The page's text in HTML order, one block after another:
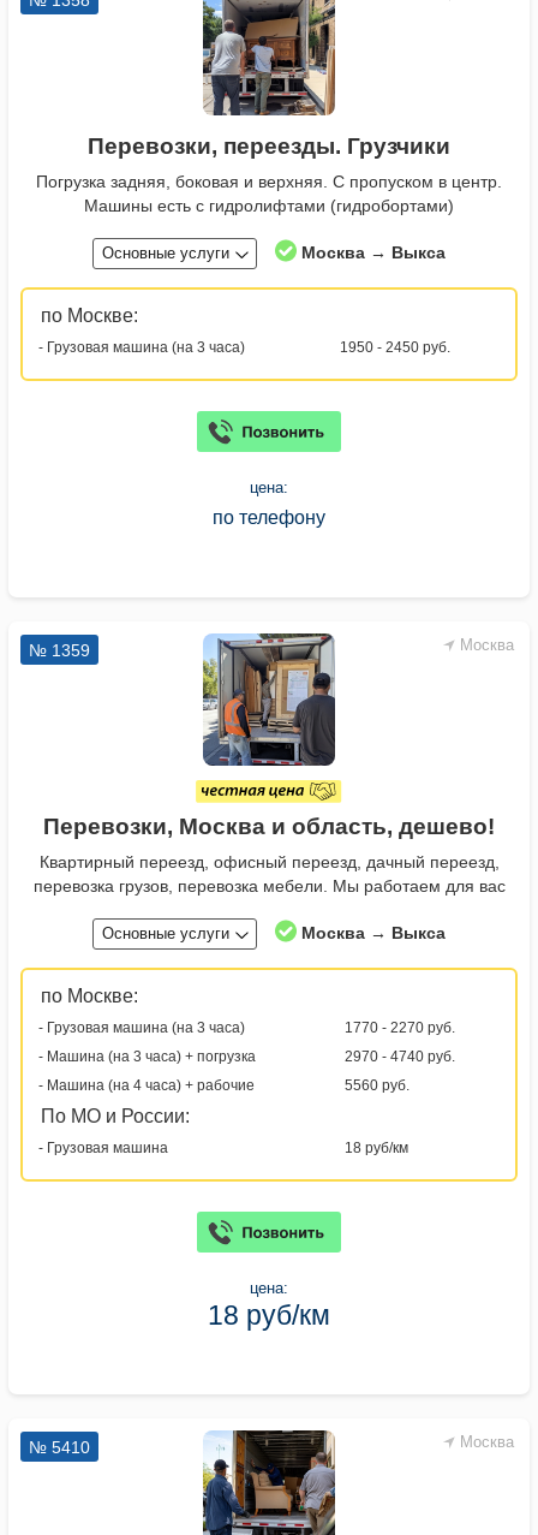
Перевозки, переезды. Грузчики
Погрузка задняя, боковая и верхняя. С пропуском в центр.
Машины есть с гидролифтами (гидробортами)
Основные услуги Москва → Выкса
по Москве:
- Грузовая машина (на 3 часа) 1950 - 2450 руб.
цена:
по телефону
Москва
№ 1359
Перевозки, Москва и область, дешево!
Квартирный переезд, офисный переезд, дачный переезд,
перевозка грузов, перевозка мебели. Мы работаем для вас
Основные услуги Москва → Выкса
по Москве:
- Грузовая машина (на 3 часа)
1770 - 2270 руб.
- Машина (на 3 часа) + погрузка
2970 - 4740 руб.
- Машина (на 4 часа) + рабочие
5560 руб.
По МО и России:
- Грузовая машина 18 руб/км
цена:
18 руб/км
Москва
№ 5410